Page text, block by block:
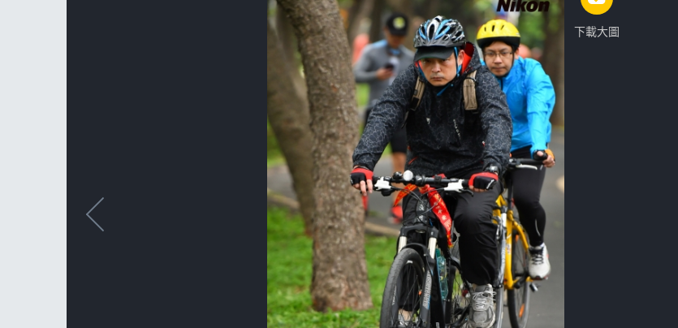
兒童滑步車
跟著筆記騎車去
新聞
產品
下載大圖